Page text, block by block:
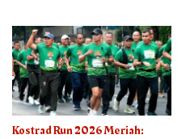
Kostrad Run 2026 Meriah: